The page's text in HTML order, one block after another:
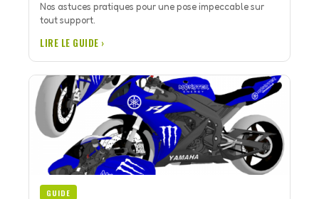
Nos astuces pratiques pour une pose impeccable sur
tout support.
LIRE LE GUIDE ›
GUIDE